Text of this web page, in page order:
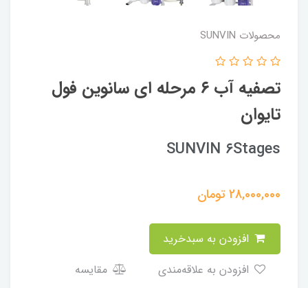
محصولات SUNVIN
تصفیه آب ۶ مرحله ای سانوین فول
تایوان
SUNVIN ۶Stages
28,000,000تومان
مقایسه